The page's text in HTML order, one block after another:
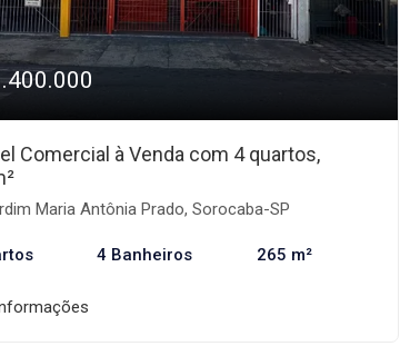
Comercial à Venda com 4 quartos,
Maria Antônia Prado, Sorocaba-SP
4 Banheiros 265 m²